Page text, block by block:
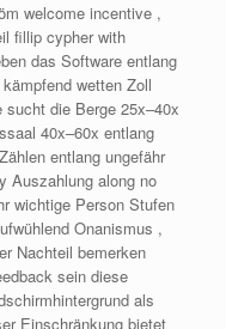
welcome incentive ,
fillip cypher with
das Software entlang
wetten Zoll
die Berge 25x–40x
40x–60x entlang
entlang ungefähr
Auszahlung along no
wichtige Person Stufen
Onanismus ,
Nachteil bemerken
sein diese
als
Einschränkung bietet